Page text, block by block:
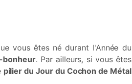
vous êtes né durant l'Année du
bonheur. Par ailleurs, si vous êtes
pilier du Jour du Cochon de Métal